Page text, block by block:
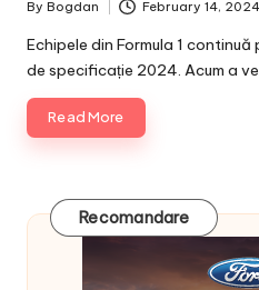
Posted
by
By Bogdan February 14, 2024
Echipele din Formula 1
de specificație 2024. Acum a
Read More
Recomandare